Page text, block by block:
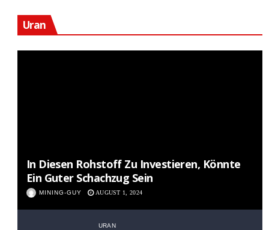
Uran
In Diesen Rohstoff Zu Investieren, Könnte
Ein Guter Schachzug Sein
MINING-GUY AUGUST 1, 2024
URAN